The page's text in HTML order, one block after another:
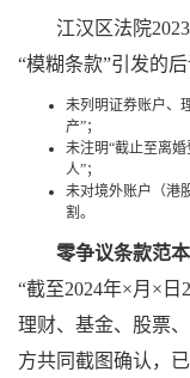
江汉区法院
“模糊条款”引发的
未列明证券账户、
产”；
未注明“截止至离
人”；
未对境外账户（港
割。
零争议条款范
“截至2024年×月×日
理财、基金、股票
方共同截图确认，